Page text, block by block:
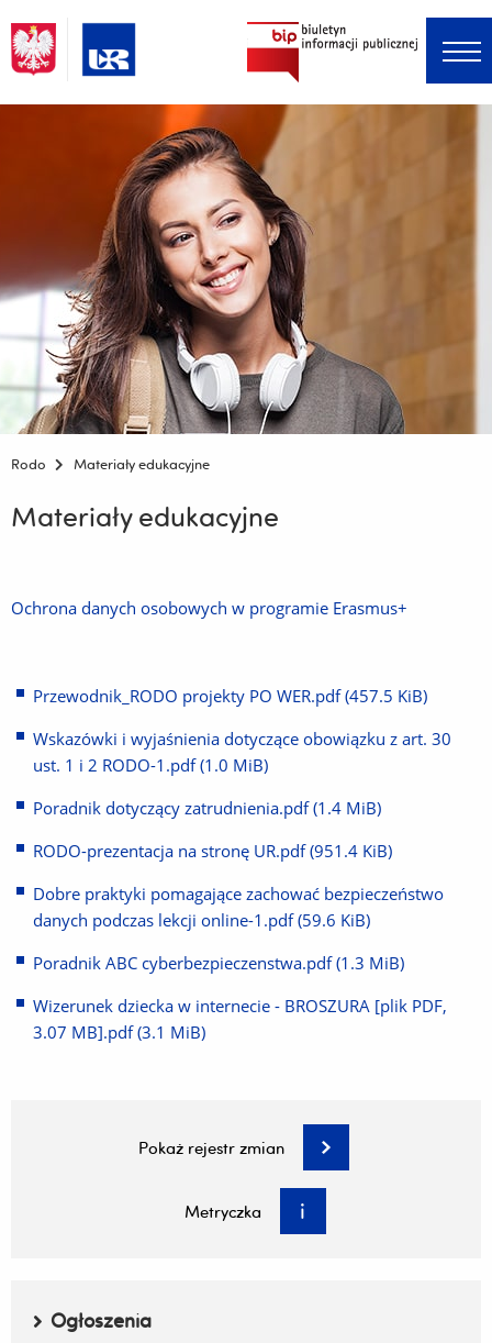
Jesteś
Rodo Materiały edukacyjne
Ogłoszenia
Materiały edukacyjne
Ochrona danych osobowych w programie Erasmus+
strony)
P(Link
innej
strony)
rzewodnik_RODO projekty PO WER.pdf (457.5 KiB)
innej
Wskazówki i wyjaśnienia dotyczące obowiązku z art. 30
ust. 1 i 2 RODO-1.pdf (1.0 MiB)
innej
strony)
Poradnik dotyczący zatrudnienia.pdf (1.4 MiB)
innej
strony)
RODO-prezentacja na stronę UR.pdf (951.4 KiB)
innej
Dobre praktyki pomagające zachować bezpieczeństwo
danych podczas lekcji online-1.pdf (59.6 KiB)
innej
strony)
Poradnik ABC cyberbezpieczenstwa.pdf (1.3 MiB)
innej
Wizerunek dziecka w internecie - BROSZURA [plik PDF,
3.07 MB].pdf (3.1 MiB)
Ewa Krzyżanowska 2026-06-02
2026-06-02
Pokaż rejestr zmian
Metryczka